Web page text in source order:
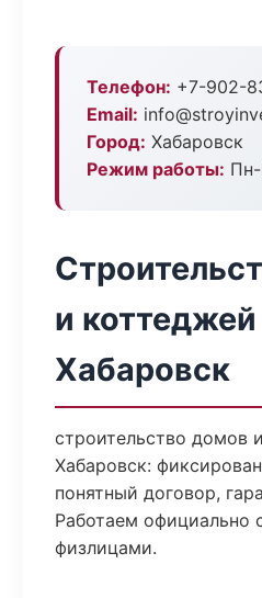
Телефон: +7-902-
Email:
Город: Хабаровск
Режим работы:
и коттеджей
Хабаровск
строительство домов
Хабаровск:
понятный договор,
Работаем официально
физлицами.